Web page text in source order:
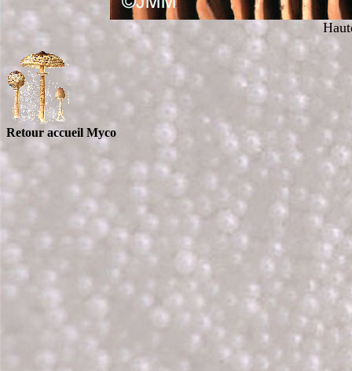
Retour accueil Myco